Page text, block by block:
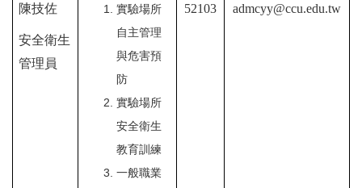
陳技佐
安全衛生
管理員
實驗場所
自主管理
與危害預
防
實驗場所
安全衛生
教育訓練
一般職業
52103 admcyy@ccu.edu.tw